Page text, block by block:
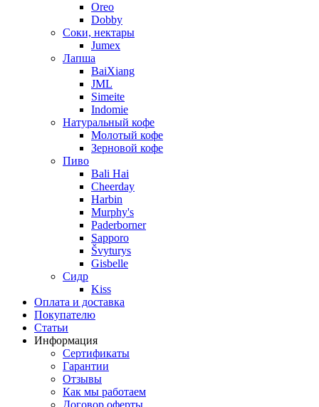
Oreo
Dobby
Соки, нектары
Jumex
Лапша
BaiXiang
JML
Simeite
Indomie
Натуральный кофе
Молотый кофе
Зерновой кофе
Пиво
Bali Hai
Cheerday
Harbin
Murphy's
Paderborner
Sapporo
Švyturys
Gisbelle
Сидр
Kiss
Оплата и доставка
Покупателю
Статьи
Информация
Сертификаты
Гарантии
Отзывы
Как мы работаем
Договор оферты